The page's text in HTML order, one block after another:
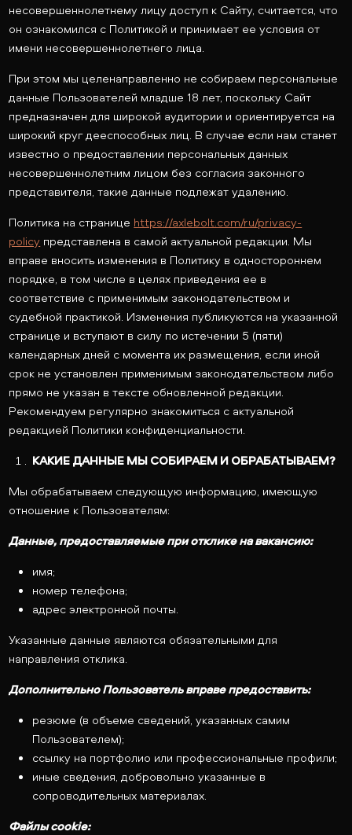
несовершеннолетнему лицу доступ к Сайту, считается, что
он ознакомился с Политикой и принимает ее условия от
имени несовершеннолетнего лица.
При этом мы целенаправленно не собираем персональные
данные Пользователей младше 18 лет, поскольку Сайт
предназначен для широкой аудитории и ориентируется на
широкий круг дееспособных лиц. В случае если нам станет
известно о предоставлении персональных данных
несовершеннолетним лицом без согласия законного
представителя, такие данные подлежат удалению.
Политика на странице https://axlebolt.com/ru/privacy-
policy представлена в самой актуальной редакции. Мы
вправе вносить изменения в Политику в одностороннем
порядке, в том числе в целях приведения ее в
соответствие с применимым законодательством и
судебной практикой. Изменения публикуются на указанной
странице и вступают в силу по истечении 5 (пяти)
календарных дней с момента их размещения, если иной
срок не установлен применимым законодательством либо
прямо не указан в тексте обновленной редакции.
Рекомендуем регулярно знакомиться с актуальной
редакцией Политики конфиденциальности.
КАКИЕ ДАННЫЕ МЫ СОБИРАЕМ И ОБРАБАТЫВАЕМ?
Мы обрабатываем следующую информацию, имеющую
отношение к Пользователям:
Данные, предоставляемые при отклике на вакансию:
имя;
номер телефона;
адрес электронной почты.
Указанные данные являются обязательными для
направления отклика.
Дополнительно Пользователь вправе предоставить:
резюме (в объеме сведений, указанных самим
Пользователем);
ссылку на портфолио или профессиональные профили;
иные сведения, добровольно указанные в
сопроводительных материалах.
Файлы cookie: